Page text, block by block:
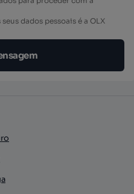
dados pessoais é a OLX